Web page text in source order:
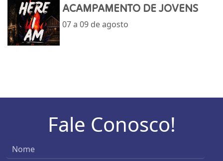
ACAMPAMENTO DE JOVENS
07 a 09 de agosto
Fale Conosco!